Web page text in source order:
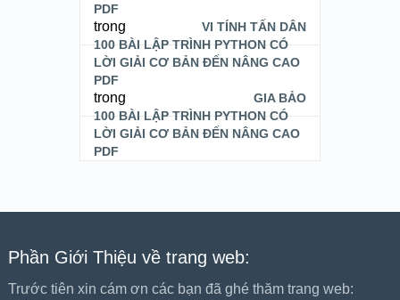
PDF
VI TÍNH TẤN DÂN
trong
100 BÀI LẬP TRÌNH PYTHON CÓ
LỜI GIẢI CƠ BẢN ĐẾN NÂNG CAO
PDF
GIA BẢO
trong
100 BÀI LẬP TRÌNH PYTHON CÓ
LỜI GIẢI CƠ BẢN ĐẾN NÂNG CAO
PDF
Phần Giới Thiệu về trang web:
Trước tiên xin cám ơn các bạn đã ghé thăm trang web: